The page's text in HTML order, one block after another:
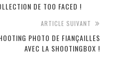
DE TOO FACED !
ARTICLE SUIVANT
PHOTO DE FIANÇAILLES
AVEC LA SHOOTINGBOX !